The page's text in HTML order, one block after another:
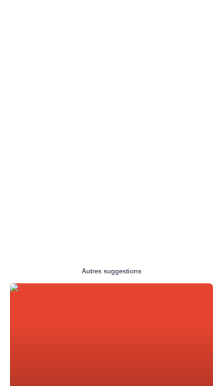
Autres suggestions